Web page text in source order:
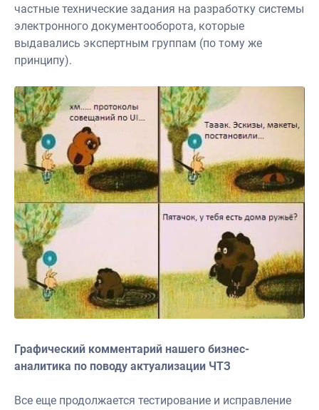
частные технические задания на разработку системы
электронного документооборота, которые
выдавались экспертным группам (по тому же
принципу).
Графический комментарий нашего бизнес-
аналитика по поводу актуализации ЧТЗ
Все еще продолжается тестирование и исправление